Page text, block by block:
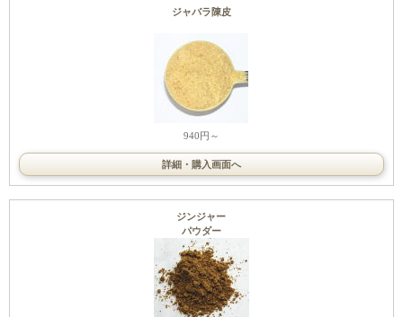
ジャバラ陳皮
940円～
詳細・購入画面へ
ジンジャー
パウダー